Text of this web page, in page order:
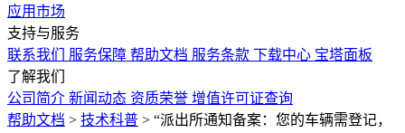
应用市场
支持与服务
联系我们
服务保障 帮助文档 服务条款 下载中心 宝塔面板
了解我们
公司简介 新闻动态 资质荣誉 增值许可证查询
帮助文档 > 技术科普 > “派出所通知备案：您的车辆需登记，